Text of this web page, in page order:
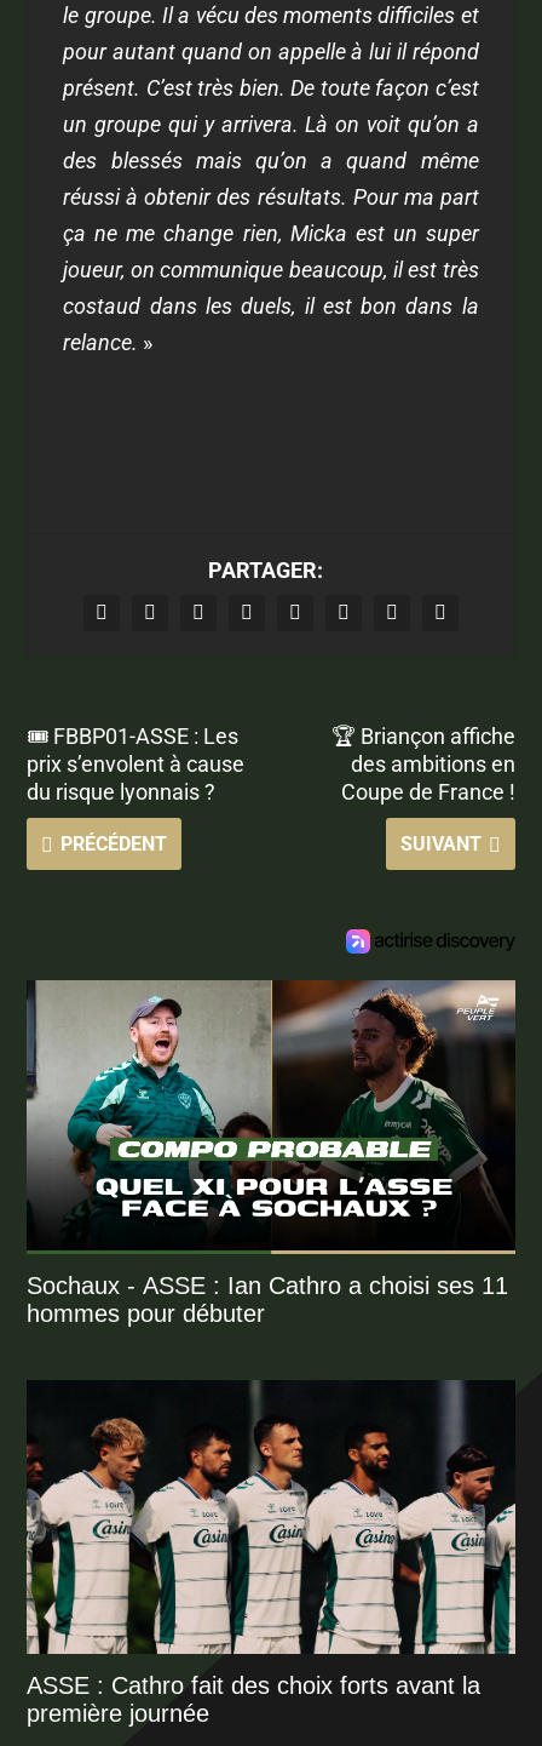
le groupe. Il a vécu des moments difficiles et
pour autant quand on appelle à lui il répond
présent. C’est très bien. De toute façon c’est
un groupe qui y arrivera. Là on voit qu’on a
des blessés mais qu’on a quand même
réussi à obtenir des résultats. Pour ma part
ça ne me change rien, Micka est un super
joueur, on communique beaucoup, il est très
costaud dans les duels, il est bon dans la
relance. »
PARTAGER:
🎟 FBBP01-ASSE : Les
prix s’envolent à cause
du risque lyonnais ?
PRÉCÉDENT
🏆 Briançon affiche
des ambitions en
Coupe de France !
SUIVANT
Sochaux - ASSE : Ian Cathro a choisi ses 11
hommes pour débuter
ASSE : Cathro fait des choix forts avant la
première journée